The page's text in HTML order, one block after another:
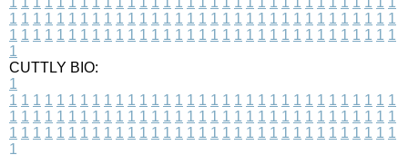
1 1 1 1 1 1 1 1 1 1 1 1 1 1 1 1 1 1 1 1 1 1 1 1 1 1 1 1 1 1 1 1 1
1 1 1 1 1 1 1 1 1 1 1 1 1 1 1 1 1 1 1 1 1 1 1 1 1 1 1 1 1 1 1 1 1
1
CUTTLY BIO:
1
1 1 1 1 1 1 1 1 1 1 1 1 1 1 1 1 1 1 1 1 1 1 1 1 1 1 1 1 1 1 1 1 1
1 1 1 1 1 1 1 1 1 1 1 1 1 1 1 1 1 1 1 1 1 1 1 1 1 1 1 1 1 1 1 1 1
1 1 1 1 1 1 1 1 1 1 1 1 1 1 1 1 1 1 1 1 1 1 1 1 1 1 1 1 1 1 1 1 1
1